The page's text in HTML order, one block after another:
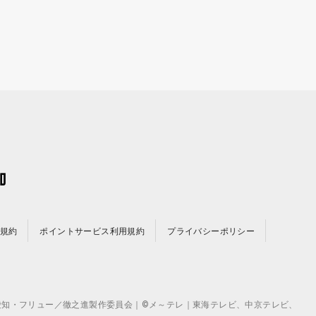
約 ポイントサービス利用規約 プライバシーポリシー
フリュー／徹之進製作委員会｜©メ～テレ｜東海テレビ、中京テレビ、